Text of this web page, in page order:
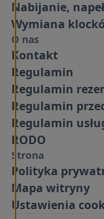
Nabijanie,
Wymiana
O nas
Kontakt
Regulamin
Regulamin
Regulamin
Regulamin
RODO
Strona
Polityka
Mapa witryny
Ustawienia